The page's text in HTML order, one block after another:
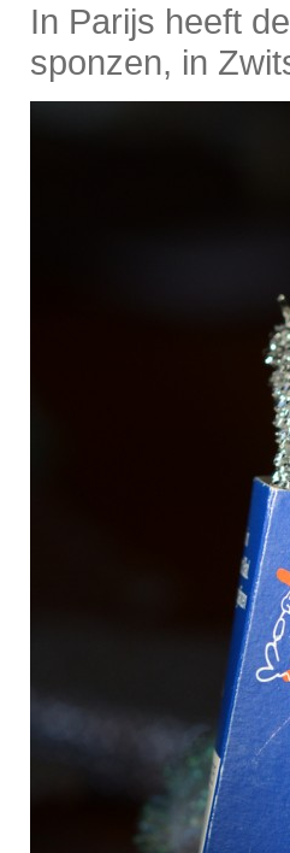
In Parijs heeft
sponzen, in